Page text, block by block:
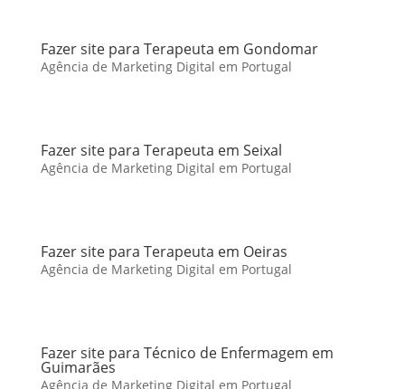
Fazer site para Terapeuta em Gondomar
Agência de Marketing Digital em Portugal
Fazer site para Terapeuta em Seixal
Agência de Marketing Digital em Portugal
Fazer site para Terapeuta em Oeiras
Agência de Marketing Digital em Portugal
Fazer site para Técnico de Enfermagem em
Guimarães
Agência de Marketing Digital em Portugal